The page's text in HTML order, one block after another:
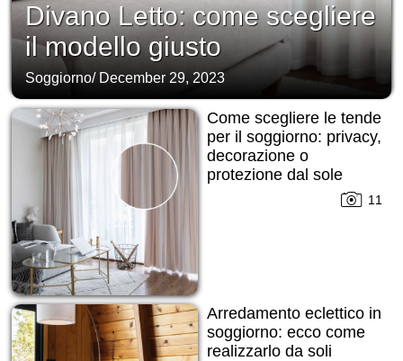
Divano Letto: come scegliere
il modello giusto
Soggiorno/ December 29, 2023
Come scegliere le tende
per il soggiorno: privacy,
decorazione o
protezione dal sole
11
Arredamento eclettico in
soggiorno: ecco come
realizzarlo da soli